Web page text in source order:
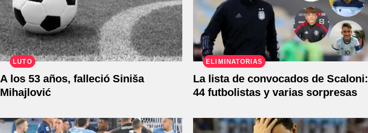
LUTO
A los 53 años, falleció Siniša
Mihajlović
ELIMINATORIAS
La lista de convocados de Scaloni:
44 futbolistas y varias sorpresas